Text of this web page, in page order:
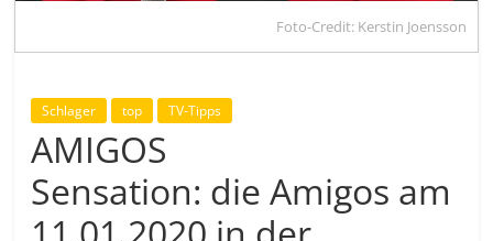
Foto-Credit: Kerstin Joensson
Schlager top TV-Tipps
AMIGOS
Sensation: die Amigos am